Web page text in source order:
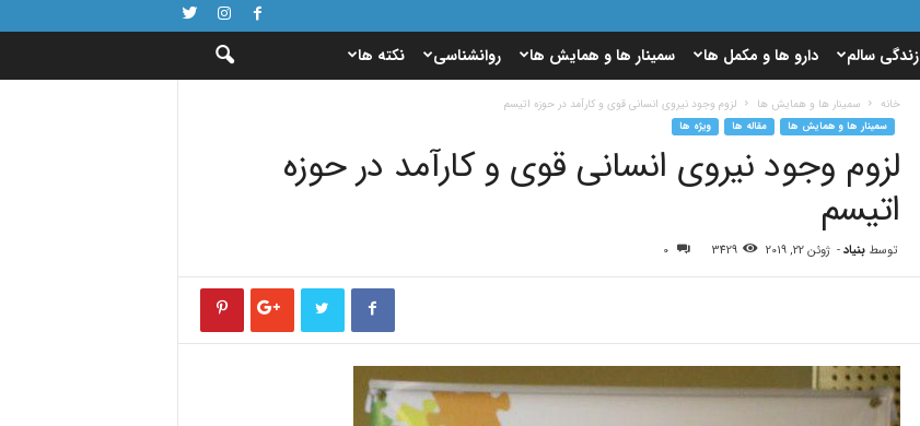
زندگی سالم دارو ها و مکمل ها سمینار ها و همایش ها روانشناسی نکته ها
خانه سمینار ها و همایش ها لزوم وجود نیروی انسانی قوی و کارآمد در حوزه اتیسم
سمینار ها و همایش ها مقاله ها ویژه ها
لزوم وجود نیروی انسانی قوی و کارآمد در حوزه
اتیسم
توسط بنیاد- ژوئن 22, 2019 3429
0